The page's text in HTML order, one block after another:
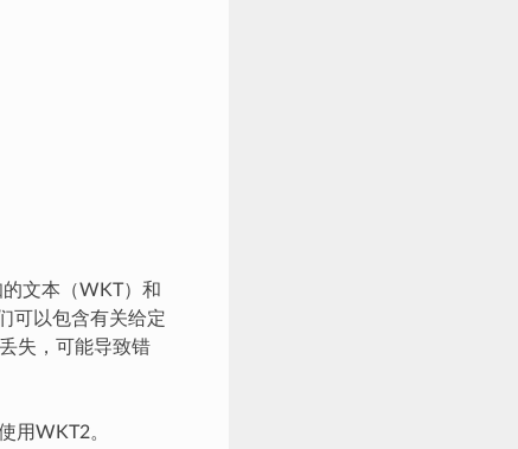
文本（WKT）和
可以包含有关给定
失，可能导致错
用WKT2。